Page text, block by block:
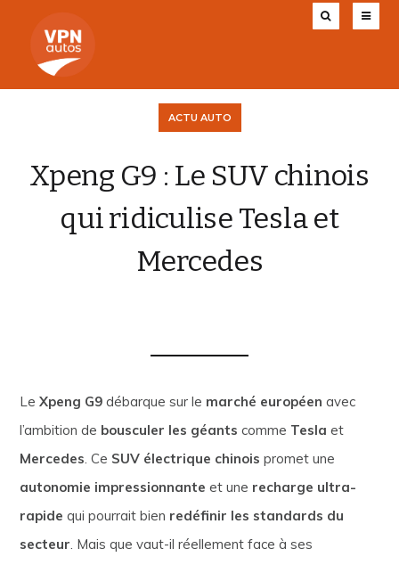
ACTU AUTO
Xpeng G9 : Le SUV chinois
qui ridiculise Tesla et
Mercedes
LeXpeng G9 débarque sur le marché européen avec
l’ambition de bousculer les géants comme Tesla et
Mercedes. Ce SUV électrique chinois promet une
autonomie impressionnante et une recharge ultra-
rapide qui pourrait bien redéfinir les standards du
secteur. Mais que vaut-il réellement face à ses